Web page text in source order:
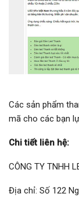
Các sản phẩm
mã cho các bạn
Chi tiết liên hệ:
CÔNG TY TNHH
Địa chỉ: Số 122